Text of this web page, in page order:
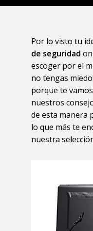
Por lo visto tu
de seguridad
escoger por el
no tengas
porque te
nuestros
de esta manera
lo que más te
nuestra